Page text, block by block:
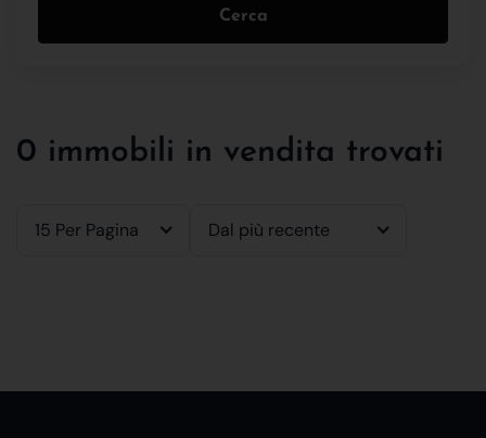
Cerca
0 immobili in vendita trovati
15 Per Pagina Dal più recente